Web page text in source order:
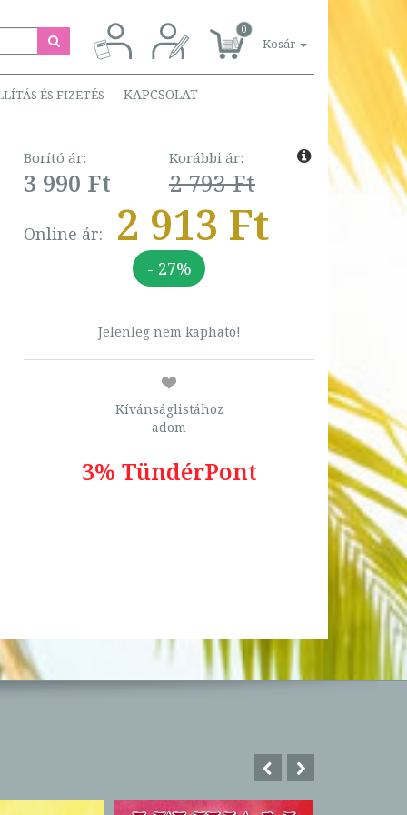
0
Kosár
ÉS FIZETÉS KAPCSOLAT
Borító ár:
3 990 Ft
Korábbi ár:
2 793 Ft
Online ár: 2 913 Ft
- 27%
Jelenleg nem kapható!
Kívánságlistához
adom
3% TündérPont